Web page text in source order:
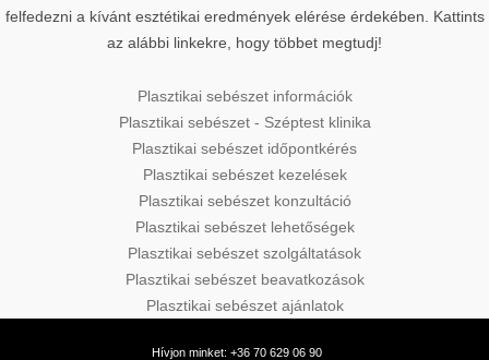
felfedezni a kívánt esztétikai eredmények elérése érdekében. Kattints
az alábbi linkekre, hogy többet megtudj!
Plasztikai sebészet információk
Plasztikai sebészet - Széptest klinika
Plasztikai sebészet időpontkérés
Plasztikai sebészet kezelések
Plasztikai sebészet konzultáció
Plasztikai sebészet lehetőségek
Plasztikai sebészet szolgáltatások
Plasztikai sebészet beavatkozások
Plasztikai sebészet ajánlatok
Hívjon minket: +36 70 629 06 90